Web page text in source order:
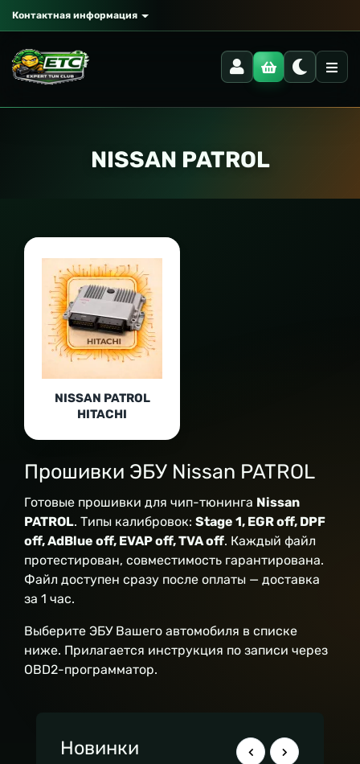
Контактная информация
NISSAN PATROL
NISSAN PATROL
HITACHI
Прошивки ЭБУ Nissan PATROL
Готовые прошивки для чип-тюнинга Nissan
PATROL. Типы калибровок: Stage 1, EGR off, DPF
off, AdBlue off, EVAP off, TVA off. Каждый файл
протестирован, совместимость гарантирована.
Файл доступен сразу после оплаты — доставка
за 1 час.
Выберите ЭБУ Вашего автомобиля в списке
ниже. Прилагается инструкция по записи через
OBD2-программатор.
Новинки